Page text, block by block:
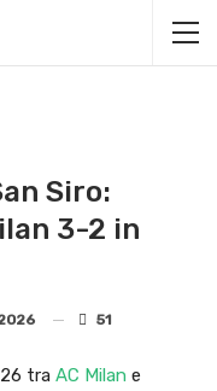
Siro:
3-2 in
51
tra AC Milan e